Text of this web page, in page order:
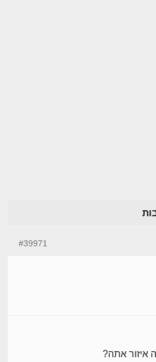
#39971
איזור אתה?